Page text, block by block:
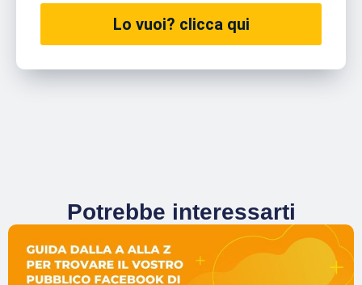
Lo vuoi? clicca qui
Potrebbe interessarti